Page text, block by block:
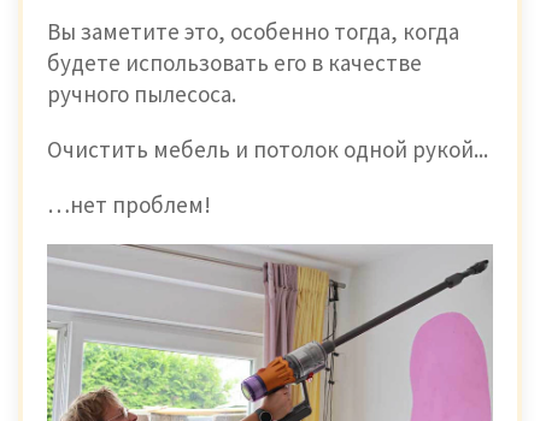
Вы заметите это, особенно тогда, когда
будете использовать его в качестве
ручного пылесоса.
Очистить мебель и потолок одной рукой...
…нет проблем!